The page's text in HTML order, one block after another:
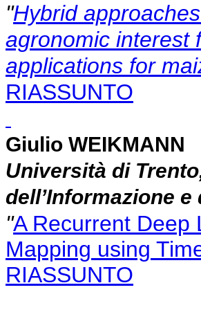
"Hybrid
agronomic interest
applications for
RIASSUNTO
Giulio WEIKMANN
Università di
dell’Informazione
"A Recurrent Deep
Mapping using
RIASSUNTO